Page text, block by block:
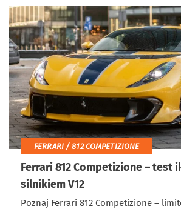
FERRARI / 812 COMPETIZIONE
Ferrari 812 Competizione – test
silnikiem V12
Poznaj Ferrari 812 Competizione –